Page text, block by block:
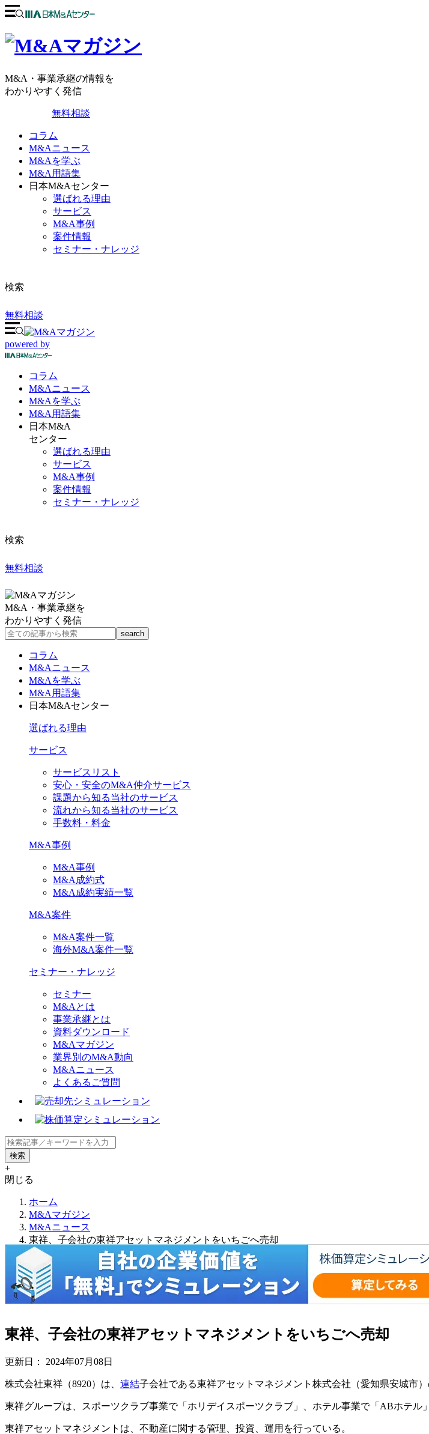
M&A・事業承継の情報を
わかりやすく発信
無料相談
コラム
M&Aニュース
M&Aを学ぶ
M&A用語集
日本M&Aセンター
選ばれる理由
サービス
M&A事例
案件情報
セミナー・ナレッジ
検索
無料相談
powered by
コラム
M&Aニュース
M&Aを学ぶ
M&A 用語集
日本M&A
センター
選ばれる理由
サービス
M&A事例
案件情報
セミナー・ナレッジ
検索
無料相談
M&A・事業承継を
わかりやすく発信
コラム
M&Aニュース
M&Aを学ぶ
M&A用語集
日本M&Aセンター
選ばれる理由
サービス
サービスリスト
安心・安全のM&A仲介サービス
課題から知る当社のサービス
流れから知る当社のサービス
手数料・料金
M&A事例
M&A事例
M&A成約式
M&A成約実績一覧
M&A案件
M&A案件一覧
海外M&A案件一覧
セミナー・ナレッジ
セミナー
M&Aとは
事業承継とは
資料ダウンロード
M&Aマガジン
業界別のM&A動向
M&Aニュース
よくあるご質問
+
閉じる
ホーム
M&Aマガジン
M&Aニュース
東祥、子会社の東祥アセットマネジメントをいちごへ売却
東祥、子会社の東祥アセットマネジメントをいちごへ売却
更新日： 2024年07月08日
株式会社東祥（8920）は、 連結子会社である東祥アセットマネジメント株式会社（愛知県安城市
東祥グループは、スポーツクラブ事業で「ホリデイスポーツクラブ」、ホテル事業で「ABホテル
東祥アセットマネジメントは、不動産に関する管理、投資、運用を行っている。